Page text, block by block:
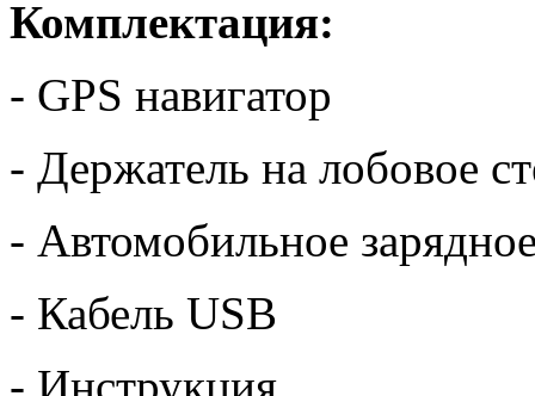
Комплектация:
- GPS навигатор
- Держатель на лобовое
- Автомобильное
- Кабель USB
- Инструкция